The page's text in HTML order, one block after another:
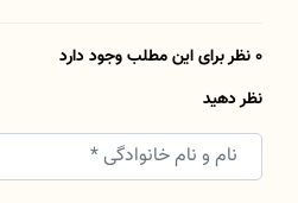
0 نظر برای این مطلب وجود دارد
نظر دهید